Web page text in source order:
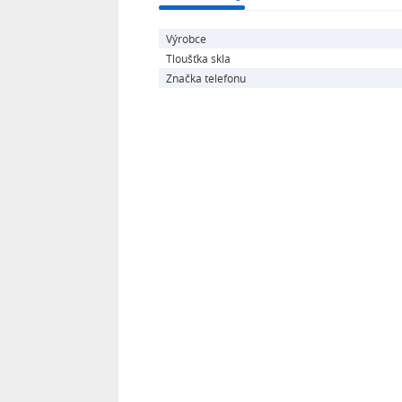
Výrobce
Tloušťka skla
Značka telefonu